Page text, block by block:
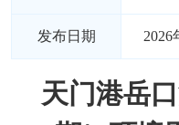
发布日期 2026
天门港岳